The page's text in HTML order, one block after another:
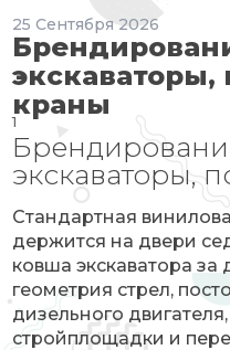
25 Сентября2026
экскаваторы,
краны
1
экскаваторы,
Стандартная
держится на двери
ковша экскаватора
геометрия стрел,
дизельного
стройплощадки и